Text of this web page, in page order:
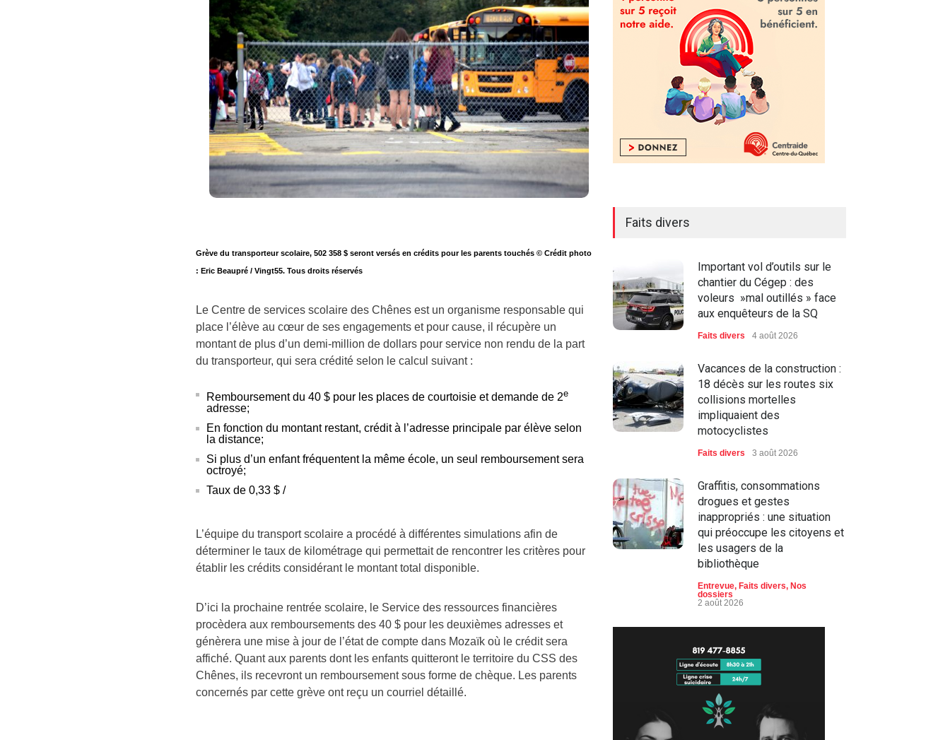
Grève du transporteur scolaire, 502 358 $ seront versés en crédits pour les parents touchés © Crédit photo
: Eric Beaupré / Vingt55. Tous droits réservés
Le Centre de services scolaire des Chênes est un organisme responsable qui
place l’élève au cœur de ses engagements et pour cause, il récupère un
montant de plus d’un demi-million de dollars pour service non rendu de la part
du transporteur, qui sera crédité selon le calcul suivant :
Remboursement du 40 $ pour les places de courtoisie et demande de 2e
adresse;
En fonction du montant restant, crédit à l’adresse principale par élève selon
la distance;
Si plus d’un enfant fréquentent la même école, un seul remboursement sera
octroyé;
Taux de 0,33 $ /
L’équipe du transport scolaire a procédé à différentes simulations afin de
déterminer le taux de kilométrage qui permettait de rencontrer les critères pour
établir les crédits considérant le montant total disponible.
D’ici la prochaine rentrée scolaire, le Service des ressources financières
procèdera aux remboursements des 40 $ pour les deuxièmes adresses et
génèrera une mise à jour de l’état de compte dans Mozaïk où le crédit sera
affiché. Quant aux parents dont les enfants quitteront le territoire du CSS des
Chênes, ils recevront un remboursement sous forme de chèque. Les parents
concernés par cette grève ont reçu un courriel détaillé.
Faits divers
Important vol d’outils sur le
chantier du Cégep : des
voleurs »mal outillés » face
aux enquêteurs de la SQ
Faits divers 4 août 2026
Vacances de la construction :
18 décès sur les routes six
collisions mortelles
impliquaient des
motocyclistes
Faits divers 3 août 2026
Graffitis, consommations
drogues et gestes
inappropriés : une situation
qui préoccupe les citoyens et
les usagers de la
bibliothèque
Entrevue, Faits divers, Nos
dossiers
2 août 2026